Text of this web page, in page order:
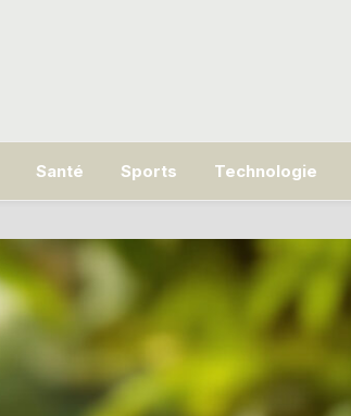
Santé Sports Technologie